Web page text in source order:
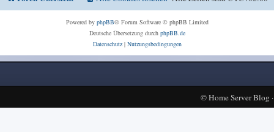
Powered by phpBB® Forum Software © phpBB Limited
Deutsche Übersetzung durch phpBB.de
Datenschutz| Nutzungsbedingungen
©Home Server Blog